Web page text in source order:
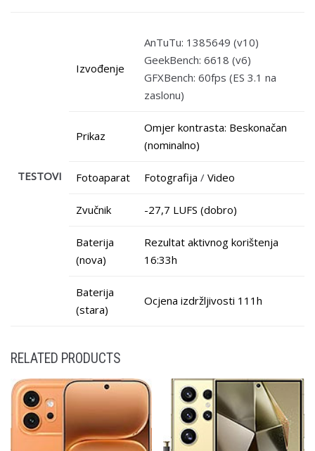
TESTOVI
Izvođenje
AnTuTu: 1385649 (v10)
GeekBench: 6618 (v6)
GFXBench: 60fps (ES 3.1 na
zaslonu)
Prikaz
Omjer kontrasta: Beskonačan
(nominalno)
Fotoaparat Fotografija / Video
Zvučnik -27,7 LUFS (dobro)
Baterija
(nova)
Rezultat aktivnog korištenja
16:33h
Baterija
(stara)
Ocjena izdržljivosti 111h
RELATED PRODUCTS